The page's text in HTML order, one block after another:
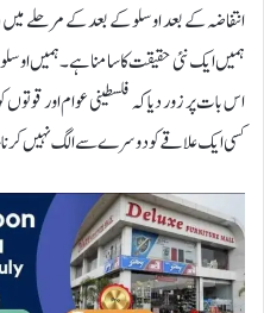
انتفاضہ کے بعد اوسلو کے بعد کے مرحلے
ہمیں ایک نئی حقیقت کا سامنا ہے۔ ہمیں
اس بات پر زور دیا کہ فلسطینی عوام اور قوتوں
کسی ایک علاقے کو دوسرے سے الگ نہیں